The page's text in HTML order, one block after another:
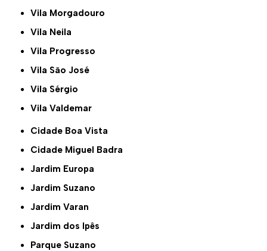
Vila Morgadouro
Vila Neila
Vila Progresso
Vila São José
Vila Sérgio
Vila Valdemar
Cidade Boa Vista
Cidade Miguel Badra
Jardim Europa
Jardim Suzano
Jardim Varan
Jardim dos Ipês
Parque Suzano